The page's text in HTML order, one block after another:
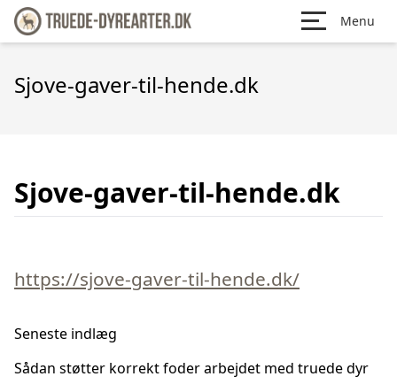
Menu
Sjove-gaver-til-hende.dk
Sjove-gaver-til-hende.dk
https://sjove-gaver-til-hende.dk/
Seneste indlæg
Sådan støtter korrekt foder arbejdet med truede dyr